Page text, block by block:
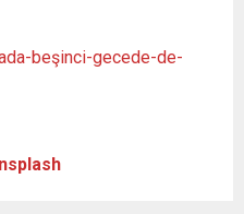
beşinci-gecede-de-